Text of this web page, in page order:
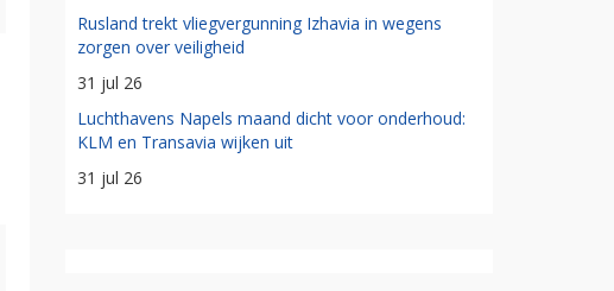
Rusland trekt vliegvergunning Izhavia in wegens
zorgen over veiligheid
31 jul 26
Luchthavens Napels maand dicht voor onderhoud:
KLM en Transavia wijken uit
31 jul 26